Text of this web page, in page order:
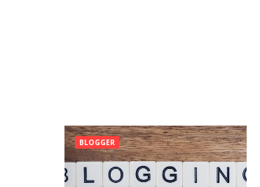
BLOGGER